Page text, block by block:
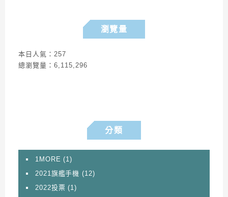
瀏覽量
本日人氣：257
總瀏覽量：6,115,296
分類
1MORE (1)
2021旗艦手機 (12)
2022投票 (1)